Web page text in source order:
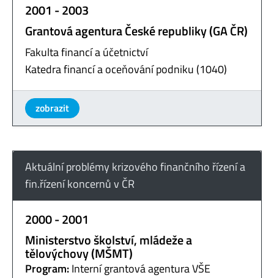
2001 - 2003
Grantová agentura České republiky (GA ČR)
Fakulta financí a účetnictví
Katedra financí a oceňování podniku (1040)
zobrazit
Aktuální problémy krizového finančního řízení a
fin.řízení koncernů v ČR
2000 - 2001
Ministerstvo školství, mládeže a
tělovýchovy (MŠMT)
Program:Interní grantová agentura VŠE